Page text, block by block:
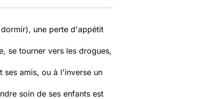
une perte d'appétit
se tourner vers les drogues,
ses amis, ou à l'inverse un
soin de ses enfants est